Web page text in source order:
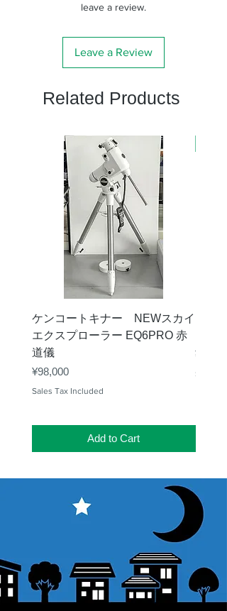
実視界
4.8°
視界
アイレ
リーフ
11mm
最短合
焦距離
2.7m
完全防水 IPX7
電池寿
連続12時間（センサ
ー駆動時）
オート
オフ機
能
１本
ジ穴
可能）
幅119×奥行131×高さ
重量 438g(電池含まず)
標準本
体価格
￥77,000（￥84,700）
leave a review.
Leave a Review
Related Products
ケンコートキナー NEWスカイ
エクスプローラー EQ6PRO 赤
道儀
Price
¥98,000
Sales Tax Included
Add to Cart
Price
¥11,000
Sales